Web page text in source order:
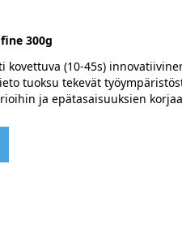
300g
kovettuva (10-45s)
tuoksu tekevät
ja epätasaisuuksien